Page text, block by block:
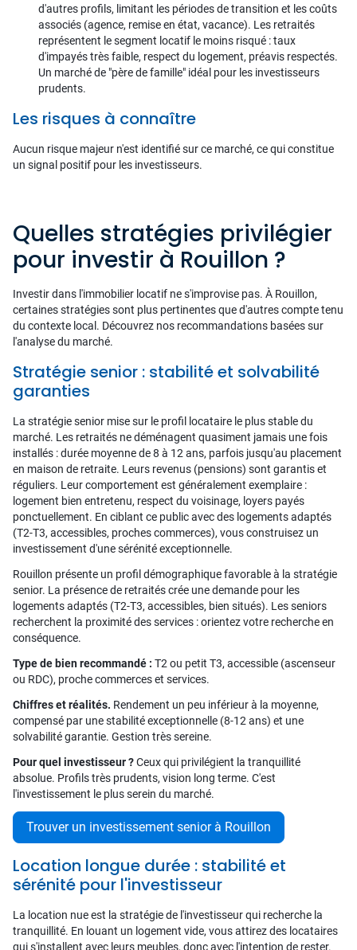
d'autres profils, limitant les périodes de transition et les coûts
associés (agence, remise en état, vacance). Les retraités
représentent le segment locatif le moins risqué : taux
d'impayés très faible, respect du logement, préavis respectés.
Un marché de "père de famille" idéal pour les investisseurs
prudents.
Les risques à connaître
Aucun risque majeur n'est identifié sur ce marché, ce qui constitue
un signal positif pour les investisseurs.
Quelles stratégies privilégier
pour investir à Rouillon ?
Investir dans l'immobilier locatif ne s'improvise pas. À Rouillon,
certaines stratégies sont plus pertinentes que d'autres compte tenu
du contexte local. Découvrez nos recommandations basées sur
l'analyse du marché.
Stratégie senior : stabilité et solvabilité
garanties
La stratégie senior mise sur le profil locataire le plus stable du
marché. Les retraités ne déménagent quasiment jamais une fois
installés : durée moyenne de 8 à 12 ans, parfois jusqu'au placement
en maison de retraite. Leurs revenus (pensions) sont garantis et
réguliers. Leur comportement est généralement exemplaire :
logement bien entretenu, respect du voisinage, loyers payés
ponctuellement. En ciblant ce public avec des logements adaptés
(T2-T3, accessibles, proches commerces), vous construisez un
investissement d'une sérénité exceptionnelle.
Rouillon présente un profil démographique favorable à la stratégie
senior. La présence de retraités crée une demande pour les
logements adaptés (T2-T3, accessibles, bien situés). Les seniors
recherchent la proximité des services : orientez votre recherche en
conséquence.
Type de bien recommandé : T2 ou petit T3, accessible (ascenseur
ou RDC), proche commerces et services.
Chiffres et réalités. Rendement un peu inférieur à la moyenne,
compensé par une stabilité exceptionnelle (8-12 ans) et une
solvabilité garantie. Gestion très sereine.
Pour quel investisseur ?Ceux qui privilégient la tranquillité
absolue. Profils très prudents, vision long terme. C'est
l'investissement le plus serein du marché.
Trouver un investissement senior à Rouillon
Location longue durée : stabilité et
sérénité pour l'investisseur
La location nue est la stratégie de l'investisseur qui recherche la
tranquillité. En louant un logement vide, vous attirez des locataires
qui s'installent avec leurs meubles, donc avec l'intention de rester.